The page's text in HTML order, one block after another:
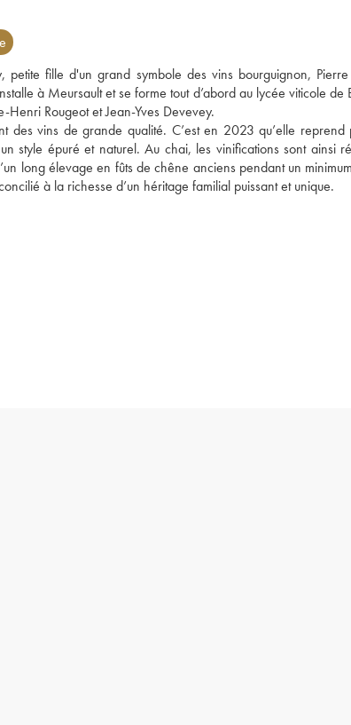
fille d'un grand symbole des vins bourguignon, Pierre
à Meursault et se forme tout d’abord au lycée viticole de
Rougeot et Jean-Yves Devevey.
vins de grande qualité. C’est en 2023 qu’elle reprend
style épuré et naturel. Au chai, les vinifications sont ainsi
long élevage en fûts de chêne anciens pendant un
à la richesse d’un héritage familial puissant et unique.